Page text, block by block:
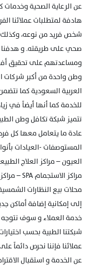
عن الرعاية الصحية وخدمات
هادفة لمتطلبات عملائنا
شخص فريد من نوعه،
صحي على طريقته. و هدفنا
ومساعدتهم على تحقيق
وطن واحدة من أكبر شركات
العربية السعودية كما
للخدمة كما أنها أيضاً في
تتميز شبكة تكافل وطن
عادة ما يتعامل معها كل
المستوصفات -العيادات
العيون – مراكز العلاج
محلات بيع النظارات
إلى إمكانية إضافة أماكن
خدمة العملاء و سوف
شبكتنا الطبية بحسب
عملائنا فإننا نحرص
عن الخدمة و استقبال